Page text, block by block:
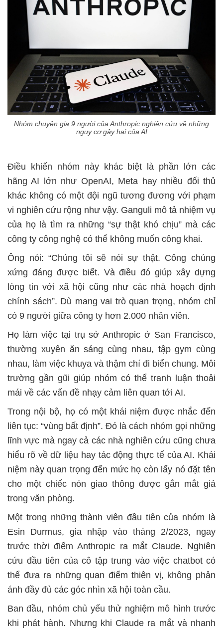
Nhóm chuyên gia 9 người của Anthropic nghiên cứu về những
nguy cơ gây hại của AI
Điều khiến nhóm này khác biệt là phần lớn các
hãng AI lớn như OpenAI, Meta hay nhiều đối thủ
khác không có một đội ngũ tương đương với phạm
vi nghiên cứu rộng như vậy. Ganguli mô tả nhiệm vụ
của họ là tìm ra những “sự thật khó chịu” mà các
công ty công nghệ có thể không muốn công khai.
Ông nói: “Chúng tôi sẽ nói sự thật. Công chúng
xứng đáng được biết. Và điều đó giúp xây dựng
lòng tin với xã hội cũng như các nhà hoạch định
chính sách”. Dù mang vai trò quan trọng, nhóm chỉ
có 9 người giữa công ty hơn 2.000 nhân viên.
Họ làm việc tại trụ sở Anthropic ở San Francisco,
thường xuyên ăn sáng cùng nhau, tập gym cùng
nhau, làm việc khuya và thậm chí đi biển chung. Môi
trường gần gũi giúp nhóm có thể tranh luận thoải
mái về các vấn đề nhạy cảm liên quan tới AI.
Trong nội bộ, họ có một khái niệm được nhắc đến
liên tục: “vùng bất định”. Đó là cách nhóm gọi những
lĩnh vực mà ngay cả các nhà nghiên cứu cũng chưa
hiểu rõ về dữ liệu hay tác động thực tế của AI. Khái
niệm này quan trọng đến mức họ còn lấy nó đặt tên
cho một chiếc nón giao thông được gắn mắt giả
trong văn phòng.
Một trong những thành viên đầu tiên của nhóm là
Esin Durmus, gia nhập vào tháng 2/2023, ngay
trước thời điểm Anthropic ra mắt Claude. Nghiên
cứu đầu tiên của cô tập trung vào việc chatbot có
thể đưa ra những quan điểm thiên vị, không phản
ánh đầy đủ các góc nhìn xã hội toàn cầu.
Ban đầu, nhóm chủ yếu thử nghiệm mô hình trước
khi phát hành. Nhưng khi Claude ra mắt và nhanh